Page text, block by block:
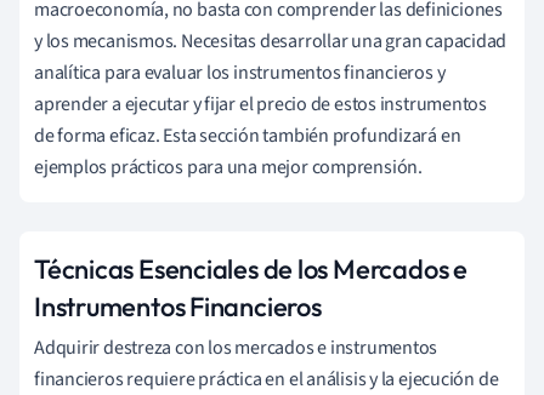
macroeconomía, no basta con comprender las definiciones
y los mecanismos. Necesitas desarrollar una gran capacidad
analítica para evaluar los instrumentos financieros y
aprender a ejecutar y fijar el precio de estos instrumentos
de forma eficaz. Esta sección también profundizará en
ejemplos prácticos para una mejor comprensión.
Técnicas Esenciales de los Mercados e
Instrumentos Financieros
Adquirir destreza con los mercados e instrumentos
financieros requiere práctica en el análisis y la ejecución de